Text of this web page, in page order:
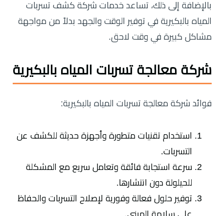
بالإضافة إلى ذلك، تساعد خدمات شركة كشف تسربات
المياه بالبكيرية في توفير الوقت والجهد بدلاً من مواجهة
مشاكل كبيرة في وقت لاحق.
شركة معالجة تسربات المياه بالبكيرية
فوائد شركة معالجة تسربات المياه بالبكيرية:
استخدام تقنيات متطورة وأجهزة حديثة للكشف عن
التسربات.
سرعة استجابة فائقة وتعامل سريع مع المشكلة
للحيلولة دون انتشارها.
توفير حلول فعالة وفورية لإصلاح التسربات والحفاظ